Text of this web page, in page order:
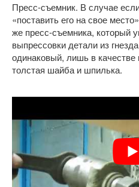
Пресс-съемник. В случае
«поставить его на свое
же пресс-съемника, который
выпрессовки детали из
одинаковый, лишь в качестве
толстая шайба и шпилька.